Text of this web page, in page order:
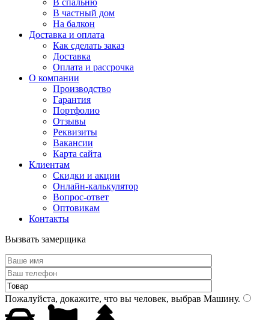
В спальню
В частный дом
На балкон
Доставка и оплата
Как сделать заказ
Доставка
Оплата и рассрочка
О компании
Производство
Гарантия
Портфолио
Отзывы
Реквизиты
Вакансии
Карта сайта
Клиентам
Скидки и акции
Онлайн-калькулятор
Вопрос-ответ
Оптовикам
Контакты
Вызвать замерщика
Пожалуйста, докажите, что вы человек, выбрав Машину.